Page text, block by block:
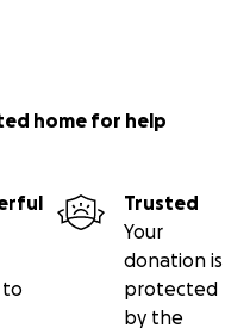
home for help
to
Trusted
Your
donation is
protected
by the